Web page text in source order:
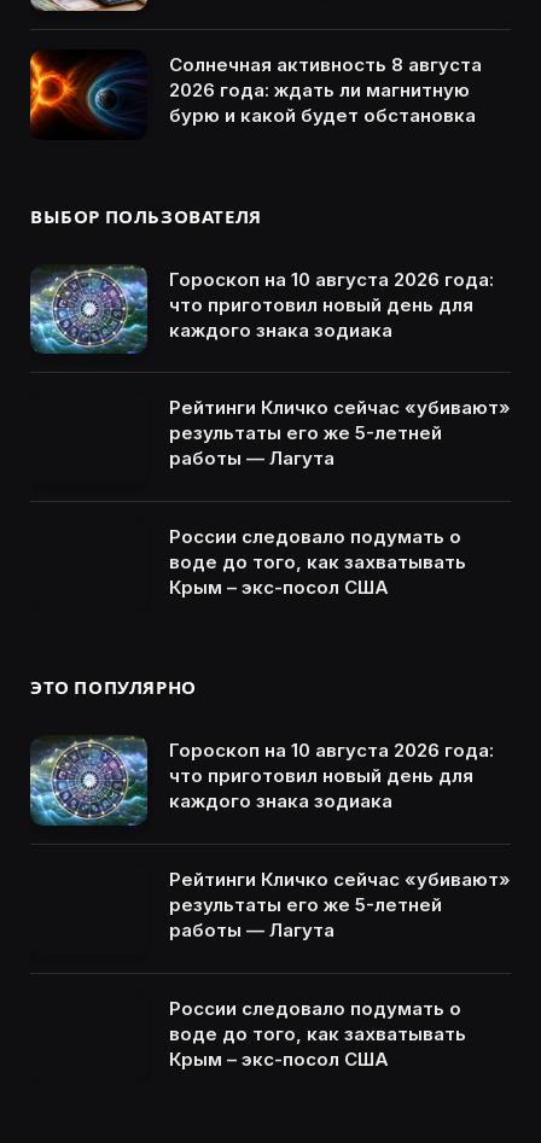
Солнечная активность 8 августа
2026 года: ждать ли магнитную
бурю и какой будет обстановка
ВЫБОР ПОЛЬЗОВАТЕЛЯ
Гороскоп на 10 августа 2026 года:
что приготовил новый день для
каждого знака зодиака
Рейтинги Кличко сейчас «убивают»
результаты его же 5-летней
работы — Лагута
России следовало подумать о
воде до того, как захватывать
Крым – экс-посол США
ЭТО ПОПУЛЯРНО
Гороскоп на 10 августа 2026 года:
что приготовил новый день для
каждого знака зодиака
Рейтинги Кличко сейчас «убивают»
результаты его же 5-летней
работы — Лагута
России следовало подумать о
воде до того, как захватывать
Крым – экс-посол США